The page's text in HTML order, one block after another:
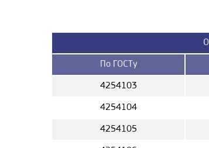
По ГОСТу
4254103
4254104
4254105